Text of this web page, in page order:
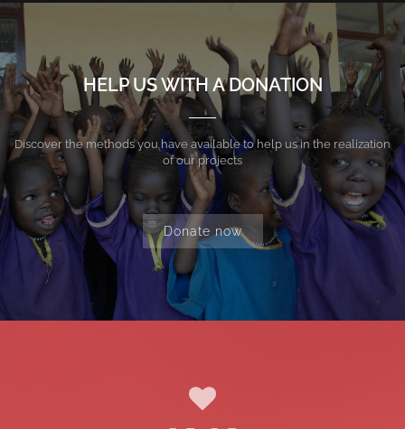
HELP US WITH A DONATION
Discover the methods you have available to help us in the realization
of our projects
Donate now